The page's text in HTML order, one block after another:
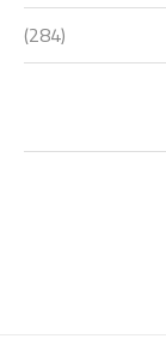
(284)